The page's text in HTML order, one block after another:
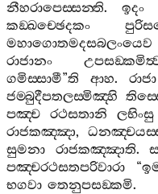
නීහරාපෙස‍්සන‍්ති.ඉදං
කඞ‍්ඛච‍්ඡෙදකං
මහාගොතමදසබලංයෙව
රාජානං
ගමිස‍්සාමී”ති ආහ.රාජා
ජම‍්බුදීපතලස‍්මිඤ‍්හි
පඤ‍්ච
රථසතානි ලභිංසු
රාජකඤ‍්ඤා,
සුමනා
රාජකඤ‍්ඤාති.
පඤ‍්චරථසතපරිවාරා “
භගවා තෙනුපසඞ‍්කමි.